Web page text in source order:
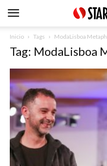
Inicio Tags ModaLisboa
Tag: ModaLisboa